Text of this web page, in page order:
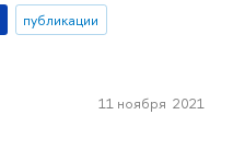
публикации
11 ноября 2021